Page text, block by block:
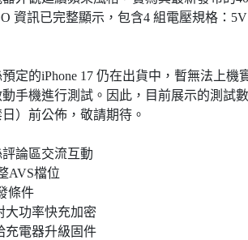
資訊已完整顯示，包含4 組電壓規格：
定的iPhone 17 仍在出貨中，暫無法上
手機進行測試。因此，目前展示的測試
）前公佈，敬請期待。
論區交流互動
AVS檔位
條件
大功率快充加密
充電器升級固件